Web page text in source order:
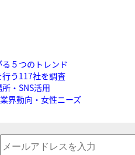
５つのトレンド
う117社を調査
・SNS活用
界動向・女性ニーズ